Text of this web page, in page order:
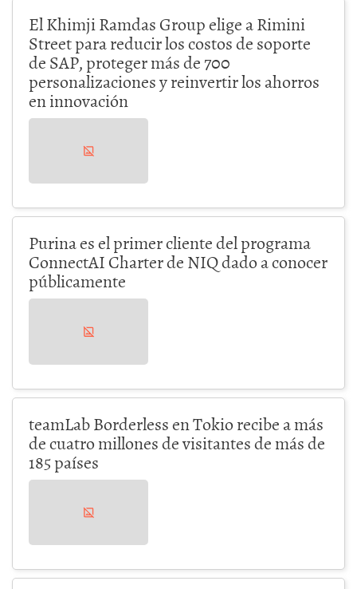
El Khimji Ramdas Group elige a Rimini
Street para reducir los costos de soporte
de SAP, proteger más de 700
personalizaciones y reinvertir los ahorros
en innovación
Purina es el primer cliente del programa
ConnectAI Charter de NIQ dado a conocer
públicamente
teamLab Borderless en Tokio recibe a más
de cuatro millones de visitantes de más de
185 países